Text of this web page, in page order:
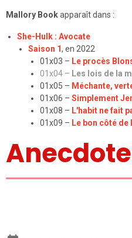
Mallory Bookapparaît dans :
She-Hulk : Avocate
Saison 1, en 2022
01x03 – Le procès
01x04 – Les lois de la
01x05 – Méchante,
01x06 – Simplement
01x08 – L'habit ne fait
01x09 – Le bon côté de